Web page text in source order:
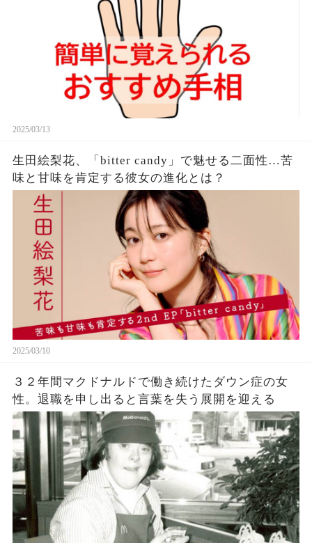
2025/03/13
生田絵梨花、「bitter candy」で魅せる二面性…苦
味と甘味を肯定する彼女の進化とは？
2025/03/10
３２年間マクドナルドで働き続けたダウン症の女
性。退職を申し出ると言葉を失う展開を迎える